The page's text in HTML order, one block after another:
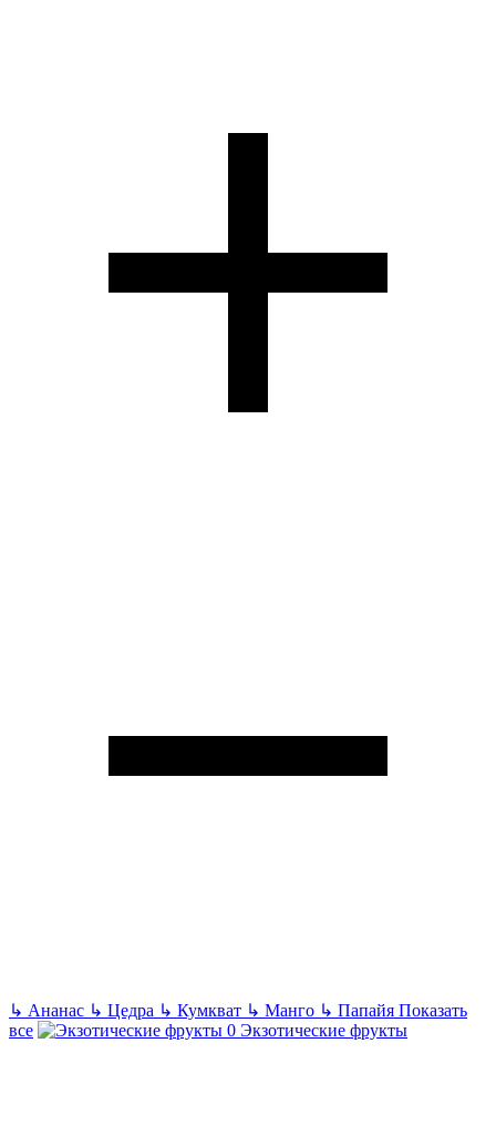
↳ Ананас ↳ Цедра ↳ Кумкват ↳ Манго ↳ Папайя Показать
все
Экзотические фрукты